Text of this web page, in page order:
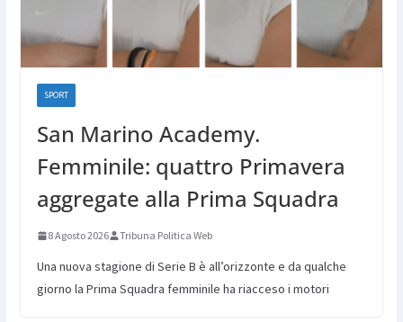
SPORT
San Marino Academy.
Femminile: quattro Primavera
aggregate alla Prima Squadra
8 Agosto 2026 Tribuna Politica Web
Una nuova stagione di Serie B è all’orizzonte e da qualche
giorno la Prima Squadra femminile ha riacceso i motori